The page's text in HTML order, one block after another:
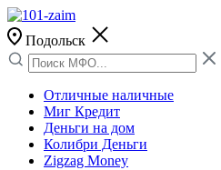
Подольск
Отличные наличные
Миг Кредит
Деньги на дом
Колибри Деньги
Zigzag Money